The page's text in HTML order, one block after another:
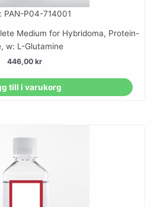
PAN-P04-714001
Medium for Hybridoma, Protein-
w: L-Glutamine
446,00 kr
till i varukorg